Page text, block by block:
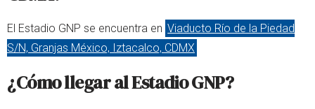
El Estadio GNP se encuentra en Viaducto Río de la Piedad
S/N, Granjas México, Iztacalco, CDMX
¿Cómo llegar al Estadio GNP?